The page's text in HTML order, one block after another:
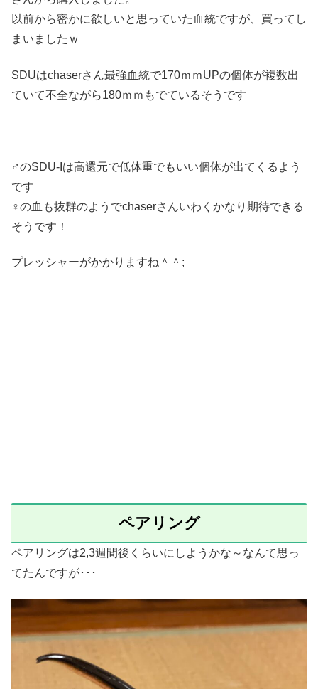
以前から密かに欲しいと思っていた血統ですが、買ってし
まいましたｗ
SDUはchaserさん最強血統で170ｍｍUPの個体が複数出
ていて不全ながら180ｍｍもでているそうです
♂のSDU-Iは高還元で低体重でもいい個体が出てくるよう
です
♀の血も抜群のようでchaserさんいわくかなり期待できる
そうです！
プレッシャーがかかりますね＾＾;
ペアリング
ペアリングは2,3週間後くらいにしようかな～なんて思っ
てたんですが･･･